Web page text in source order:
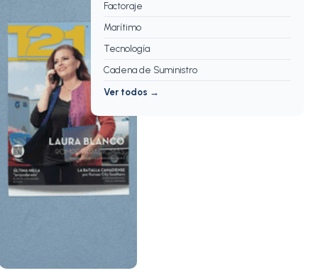
Factoraje
Marítimo
Tecnología
Cadena de Suministro
Ver todos →